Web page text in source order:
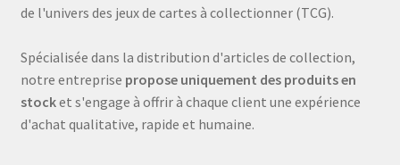
de l'univers des jeux de cartes à collectionner (TCG).
Spécialisée dans la distribution d'articles de collection,
notre entreprise propose uniquement des produits en
stocket s'engage à offrir à chaque client une expérience
d'achat qualitative, rapide et humaine.